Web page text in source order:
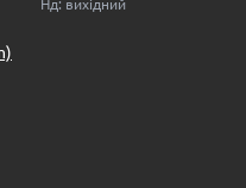
Нд: вихідний